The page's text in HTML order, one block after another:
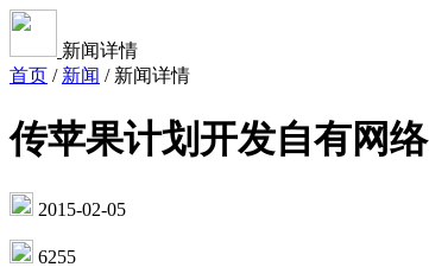
新闻详情
首页 / 新闻 / 新闻详情
传苹果计划开发自有网
2015-02-05
6255